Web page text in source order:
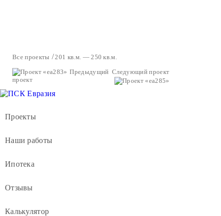
Все проекты
201 кв.м. — 250 кв.м.
Предыдущий
проект
Следующий проект
Проекты
Наши работы
Ипотека
Отзывы
Калькулятор